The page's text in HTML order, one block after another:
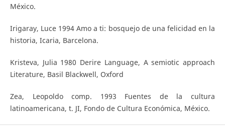
México.
Irigaray, Luce 1994 Amo a ti: bosquejo de una felicidad en la
historia, Icaria, Barcelona.
Kristeva, Julia 1980 Derire Language, A semiotic approach
Literature, Basil Blackwell, Oxford
Zea, Leopoldo comp. 1993 Fuentes de la cultura
latinoamericana, t. JI, Fondo de Cultura Económica, México.